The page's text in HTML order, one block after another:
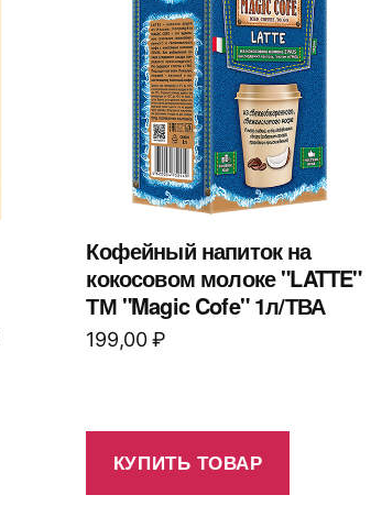
Кофейный напиток на
кокосовом молоке "LATTE"
ТМ "Magic Cofe" 1л/ТВА
199,00₽
КУПИТЬ ТОВАР